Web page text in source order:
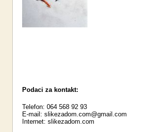
Podaci za kontakt:
Telefon: 064 568 92 93
E-mail: slikezadom.com@gmail.com
Internet: slikezadom.com